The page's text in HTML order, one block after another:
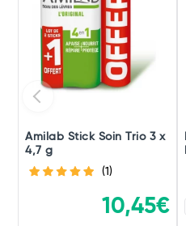
Amilab Stick Soin Trio 3 x
4,7 g
(1)
10,45€